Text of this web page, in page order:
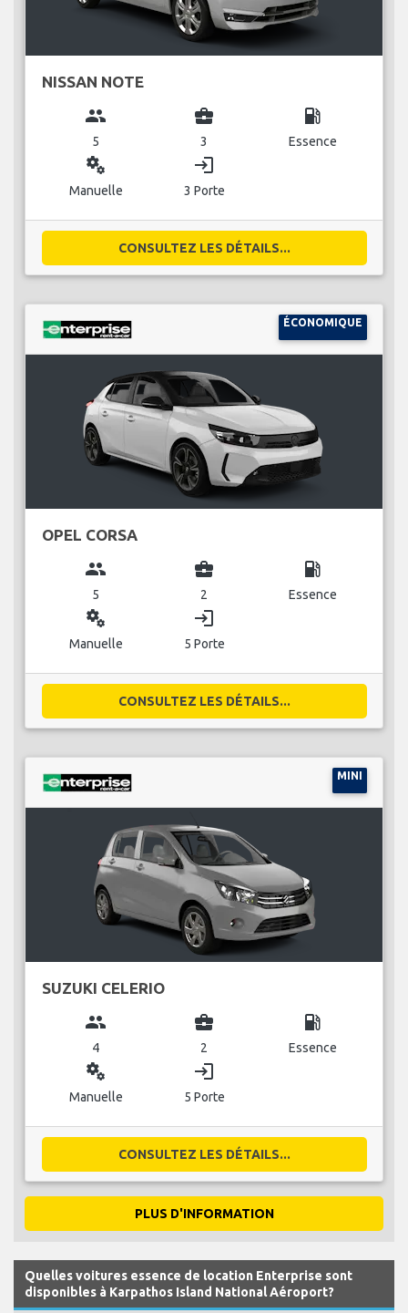
NISSAN NOTE
group
5
business_center
3
local_gas_station
Essence
miscellaneous_services
Manuelle
login
3 Porte
CONSULTEZ LES DÉTAILS...
ÉCONOMIQUE
OPEL CORSA
group
5
business_center
2
local_gas_station
Essence
miscellaneous_services
Manuelle
login
5 Porte
CONSULTEZ LES DÉTAILS...
MINI
SUZUKI CELERIO
group
4
business_center
2
local_gas_station
Essence
miscellaneous_services
Manuelle
login
5 Porte
CONSULTEZ LES DÉTAILS...
PLUS D'INFORMATION
Quelles voitures essence de location Enterprise sont
disponibles à Karpathos Island National Aéroport?